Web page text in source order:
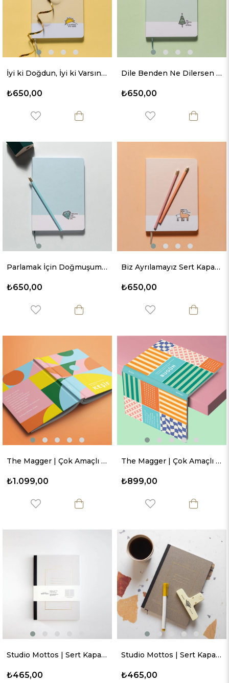
İyi ki Doğdun, İyi ki Varsın Sert Kapaklı Defter
₺650,00
Dile Benden Ne Dilersen Sert Kapaklı Defter
₺650,00
Parlamak İçin Doğmuşum Sert Kapaklı Defter
₺650,00
Biz Ayrılamayız Sert Kapaklı Defter
₺650,00
The Magger | Çok Amaçlı Defter - Keşif
₺1.099,00
The Magger | Çok Amaçlı Defter - Bugün
₺899,00
Studio Mottos | Sert Kapaklı Defter - Beyaz
₺465,00
Studio Mottos | Sert Kapaklı Defter - Gri
₺465,00